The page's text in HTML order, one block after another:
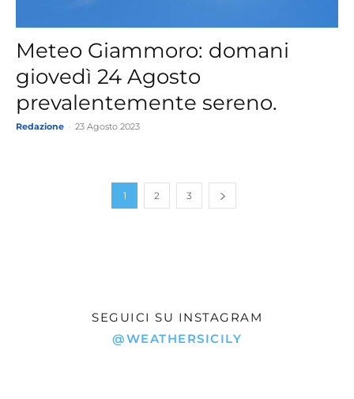
Meteo Giammoro: domani
giovedì 24 Agosto
prevalentemente sereno.
Redazione 23 Agosto 2023
1 2 3
SEGUICI SU INSTAGRAM
@WEATHERSICILY